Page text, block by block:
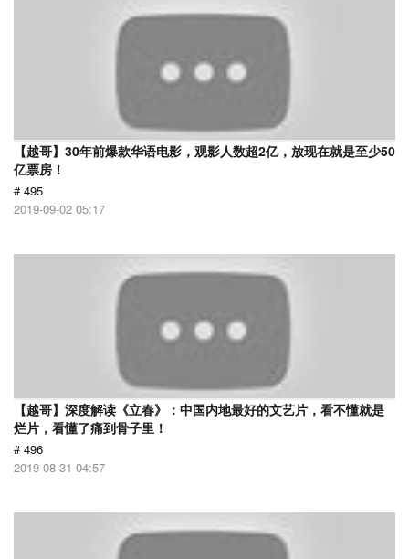
【越哥】30年前爆款华语电影，观影人数超2亿，放现在就是至少50
亿票房！
# 495
2019-09-02 05:17
【越哥】深度解读《立春》：中国内地最好的文艺片，看不懂就是
烂片，看懂了痛到骨子里！
# 496
2019-08-31 04:57